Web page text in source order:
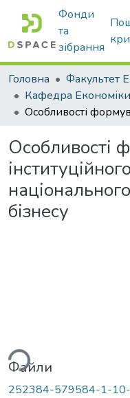
Фонди
та
зібрання
Головна
Особливості
бізнесу
Файли
252384-579584-1-